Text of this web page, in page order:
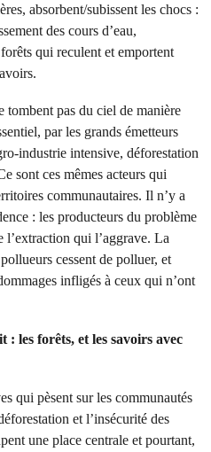
absorbent/subissent les chocs :
des cours d’eau,
qui reculent et emportent
tombent pas du ciel de manière
par les grands émetteurs
industrie intensive, déforestation
sont ces mêmes acteurs qui
communautaires. Il n’y a
: les producteurs du problème
l’extraction qui l’aggrave. La
cessent de polluer, et
infligés à ceux qui n’ont
les forêts, et les savoirs avec
qui pèsent sur les communautés
et l’insécurité des
une place centrale et pourtant,